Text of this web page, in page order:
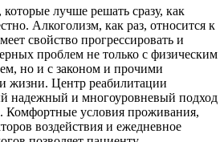
лучше решать сразу, как
Алкоголизм, как раз, относится к
свойство прогрессировать и
проблем не только с физическим
но и с законом и прочими
жизни. Центр реабилитации
надежный и многоуровневый подход
Комфортные условия проживания,
воздействия и ежедневное